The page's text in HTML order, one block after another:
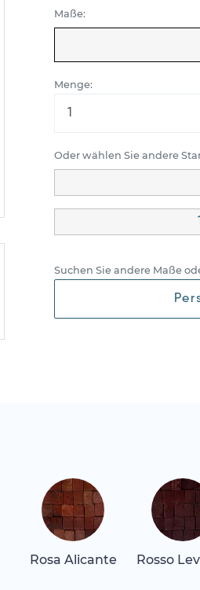
Maße:
Menge:
Oder wählen Sie andere
Suchen Sie andere Maße
Rosa Alicante Rosso